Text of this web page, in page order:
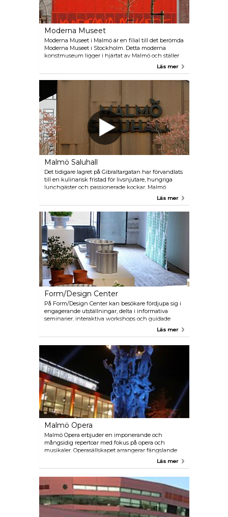
hembygdsmuseum. Museet är en del av Malmös
rika kulturarv och erbjuder besökare en inblick i
hur det var att leva i staden för över hundra år
sedan.
Moderna Museet
Moderna Museet i Malmö är en filial till det berömda
Moderna Museet i Stockholm. Detta moderna
konstmuseum ligger i hjärtat av Malmö och ställer
ut ett varierat utbud av samtida konstverk. Den
elcentral från år 1900 och erbjuder en arkitektonisk
Läs mer
Malmö Saluhall
Det tidigare lagret på Gibraltargatan har förvandlats
till en kulinarisk fristad för livsnjutare, hungriga
lunchgäster och passionerade kockar. Malmö
Saluhall är en självklar destination för dig som
närproducerade varor och ta med hem. Du hittar
också vackra blomsterarrangemang, fantastiska
hantverk och unika skandinaviska
designprodukter.
Läs mer
Form/Design Center
På Form/Design Center kan besökare fördjupa sig i
engagerande utställningar, delta i informativa
seminarier, interaktiva workshops och guidade
turer inom arkitektur, design och hantverk.Läs mer
Malmö Opera
Malmö Opera erbjuder en imponerande och
mångsidig repertoar med fokus på opera och
musikaler. Operasällskapet arrangerar fängslande
främja nykomponerade svenska operor och
musikaler och strävar ständigt efter att stödja och
visa upp nya talanger.
Läs mer